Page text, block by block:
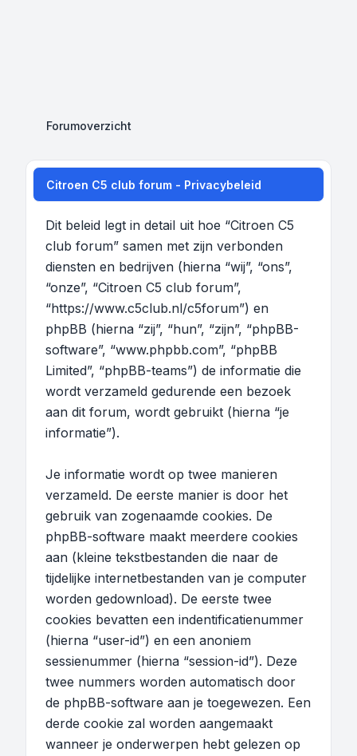
Forumoverzicht
Citroen C5 club forum - Privacybeleid
Dit beleid legt in detail uit hoe “Citroen C5
club forum” samen met zijn verbonden
diensten en bedrijven (hierna “wij”, “ons”,
“onze”, “Citroen C5 club forum”,
“https://www.c5club.nl/c5forum”) en
phpBB (hierna “zij”, “hun”, “zijn”, “phpBB-
software”, “www.phpbb.com”, “phpBB
Limited”, “phpBB-teams”) de informatie die
wordt verzameld gedurende een bezoek
aan dit forum, wordt gebruikt (hierna “je
informatie”).
Je informatie wordt op twee manieren
verzameld. De eerste manier is door het
gebruik van zogenaamde cookies. De
phpBB-software maakt meerdere cookies
aan (kleine tekstbestanden die naar de
tijdelijke internetbestanden van je computer
worden gedownload). De eerste twee
cookies bevatten een indentificatienummer
(hierna “user-id”) en een anoniem
sessienummer (hierna “session-id”). Deze
twee nummers worden automatisch door
de phpBB-software aan je toegewezen. Een
derde cookie zal worden aangemaakt
wanneer je onderwerpen hebt gelezen op